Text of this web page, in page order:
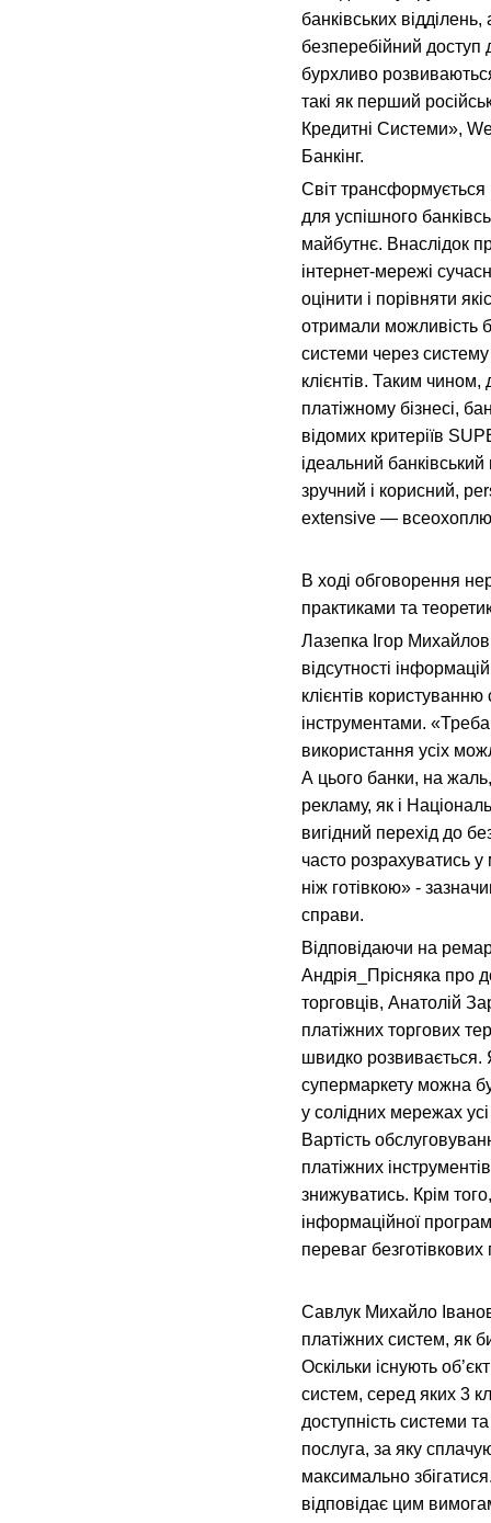
банківських
безперебійний доступ
бурхливо розвиваються
такі як перший
Кредитні Системи»,
Банкінг.
Світ
для успішного
майбутнє. Внаслідок
інтернет-мережі
оцінити і порівняти
отримали можливість
системи через систему
клієнтів. Таким чином,
платіжному бізнесі,
відомих критеріїв
ідеальний
зручний і корисний,
extensive —
В ході обговорення
практиками та
Лазепка Ігор
відсутності
клієнтів
інструментами.
використання усіх
А цього банки, на
рекламу, як і
вигідний перехід до
часто розрахуватись
ніж готівкою» -
справи.
Відповідаючи на
Андрія_Прісняка про
торговців, Анатолій
платіжних торгових
швидко розвивається.
супермаркету можна
у солідних мережах
Вартість
платіжних
знижуватись. Крім
інформаційної
переваг безготівкових
Савлук Михайло
платіжних систем, як
Оскільки існують
систем, серед яких 3
доступність системи
послуга, за яку
максимально
відповідає цим